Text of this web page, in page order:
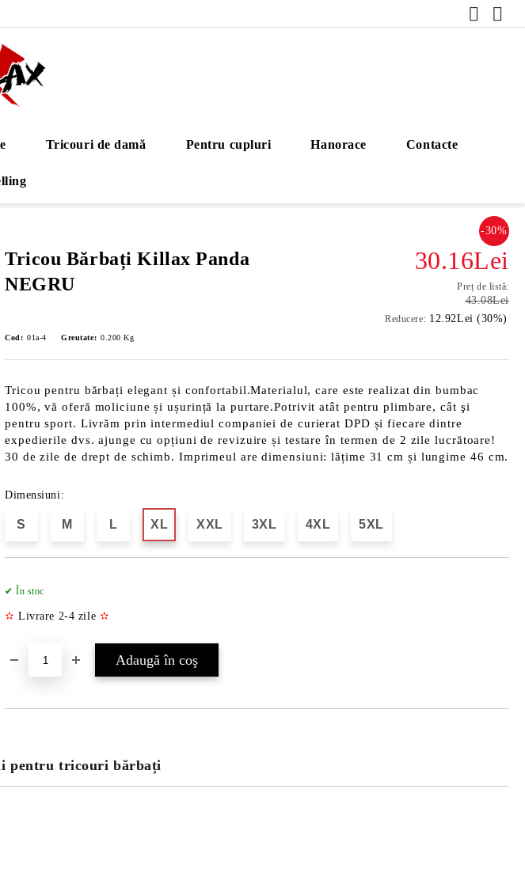
Tricouri de damă Pentru cupluri Hanorace Contacte
Tricou Bărbați Killax Panda
NEGRU
-30%
30.16Lei
Preț de listă:
43.08Lei
Reducere: 12.92Lei (30%)
Cod: 01a-4 Greutate: 0.200 Kg
Tricou pentru bărbați elegant și confortabil.Materialul, care este realizat din bumbac
100%, vă oferă moliciune și ușurință la purtare.Potrivit atât pentru plimbare, cât şi
pentru sport. Livrăm prin intermediul companiei de curierat DPD și fiecare dintre
expedierile dvs. ajunge cu opțiuni de revizuire și testare în termen de 2 zile lucrătoare!
30 de zile de drept de schimb. Imprimeul are dimensiuni: lățime 31 cm și lungime 46 cm.
Dimensiuni:
S M L XL XXL 3XL 4XL 5XL
✔ În stoc
✫ Livrare 2-4 zile ✫
pentru tricouri bărbați